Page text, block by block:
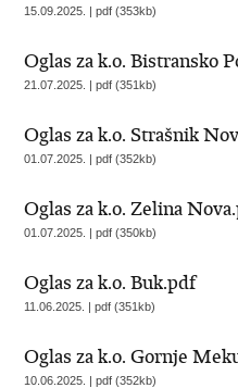
15.09.2025. | pdf (353kb)
Oglas za k.o. Bistransko
21.07.2025. | pdf (351kb)
Oglas za k.o. Strašnik
01.07.2025. | pdf (352kb)
Oglas za k.o. Zelina
01.07.2025. | pdf (350kb)
Oglas za k.o. Buk.pdf
11.06.2025. | pdf (351kb)
Oglas za k.o. Gornje
10.06.2025. | pdf (352kb)